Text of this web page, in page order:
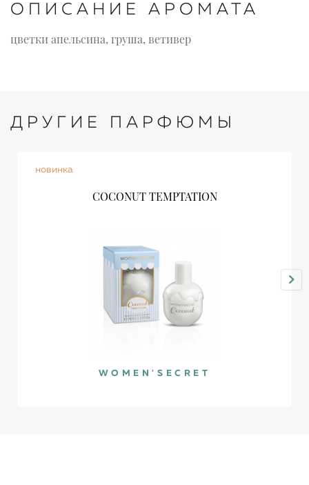
ОПИСАНИЕ АРОМАТА
цветки апельсина, груша, ветивер
ДРУГИЕ ПАРФЮМЫ
новинка
COCONUT TEMPTATION
WOMEN'SECRET